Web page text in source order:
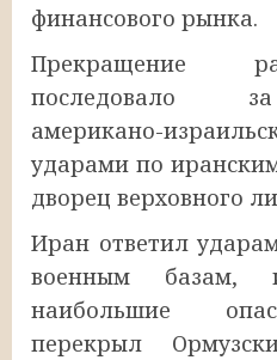
финансового рынка.
Прекращение
последовало
американо-
ударами по
дворец верховного
Иран ответил
военным базам,
наибольшие
перекрыл